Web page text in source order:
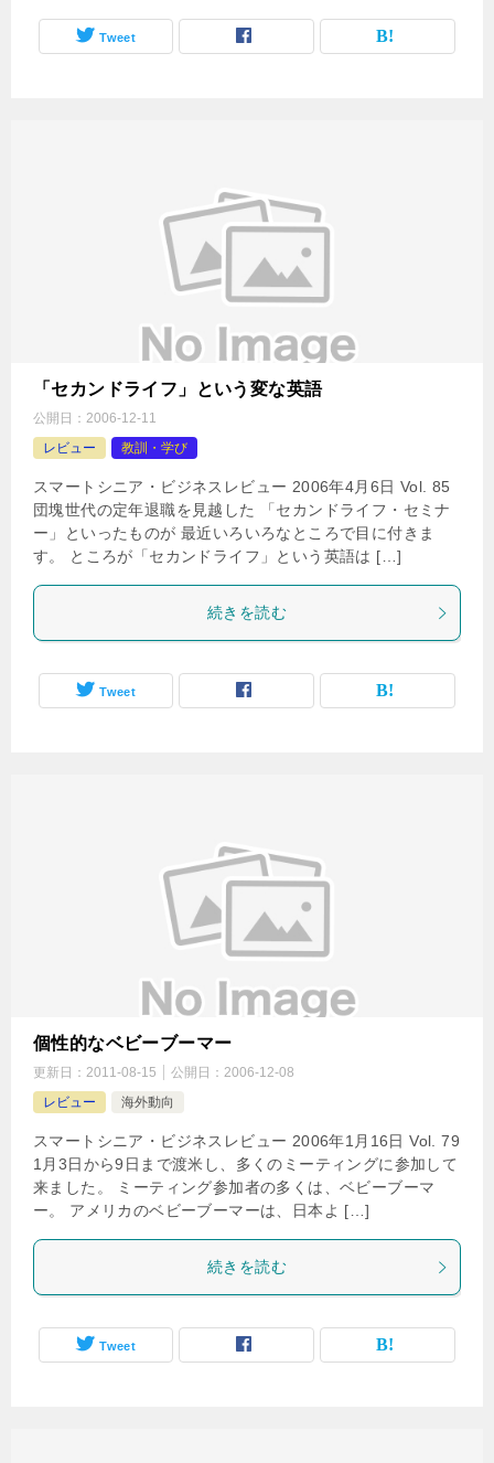
Tweet
「セカンドライフ」という変な英語
公開日： 2006-12-11
レビュー
教訓・学び
スマートシニア・ビジネスレビュー 2006年4月6日 Vol. 85
団塊世代の定年退職を見越した 「セカンドライフ・セミナ
ー」といったものが 最近いろいろなところで目に付きま
す。 ところが「セカンドライフ」という英語は […]
続きを読む
Tweet
個性的なベビーブーマー
更新日： 2011-08-15 公開日： 2006-12-08
レビュー
海外動向
スマートシニア・ビジネスレビュー 2006年1月16日 Vol. 79
1月3日から9日まで渡米し、多くのミーティングに参加して
来ました。 ミーティング参加者の多くは、ベビーブーマ
ー。 アメリカのベビーブーマーは、日本よ […]
続きを読む
Tweet